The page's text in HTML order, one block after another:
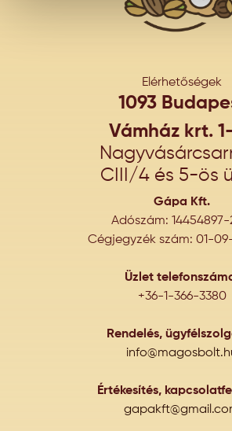
Elérhetőségek
1093
Vámház krt.
CIII/4 és 5-ös
Gápa Kft.
Adószám: 14454897-
Cégjegyzék szám: 01-
Üzlet
+36-1-366-3380
Rendelés,
Értékesítés,